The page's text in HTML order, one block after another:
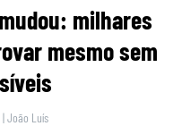
milhares
mesmo sem
|João Luís